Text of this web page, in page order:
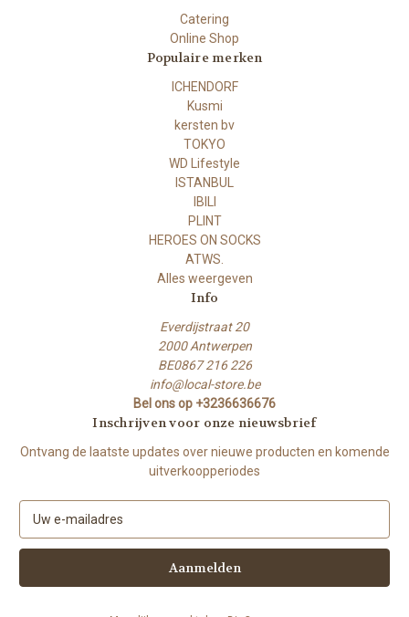
Catering
Online Shop
Populaire merken
ICHENDORF
Kusmi
kersten bv
TOKYO
WD Lifestyle
ISTANBUL
IBILI
PLINT
HEROES ON SOCKS
ATWS.
Alles weergeven
Info
Everdijstraat 20
2000 Antwerpen
BE0867 216 226
info@local-store.be
Bel ons op +3236636676
Inschrijven voor onze nieuwsbrief
Ontvang de laatste updates over nieuwe producten en komende
uitverkoopperiodes
m
i